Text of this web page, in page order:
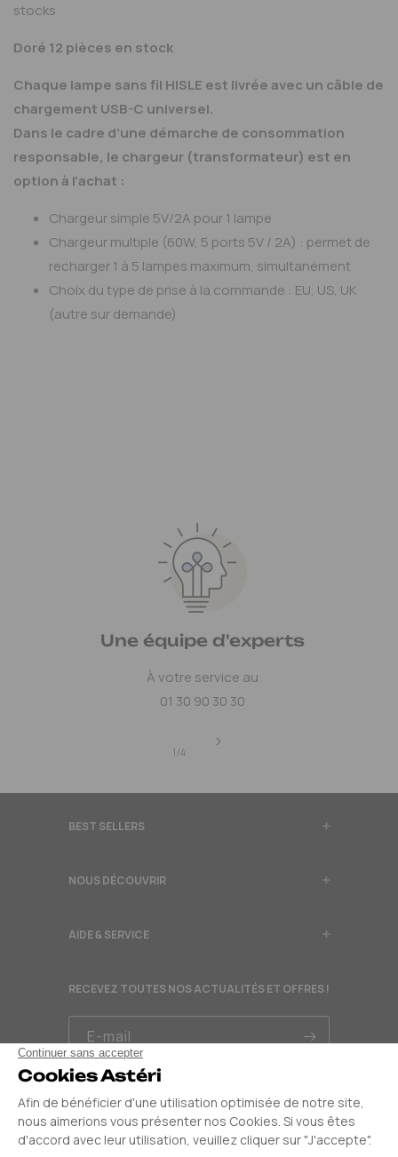
stocks
Doré 12 pièces en stock
Chaque lampe sans fil HISLE est livrée avec un câble de
chargement USB-C universel.
Dans le cadre d’une démarche de consommation
responsable, le chargeur (transformateur) est en
option à l’achat :
Chargeur simple 5V/2A pour 1 lampe
Chargeur multiple (60W, 5 ports 5V / 2A) : permet de
recharger 1 à 5 lampes maximum, simultanément
Choix du type de prise à la commande : EU, US, UK
(autre sur demande)
Une équipe d'experts
À votre service au
01 30 90 30 30
1 /de
4
BEST SELLERS
NOUS DÉCOUVRIR
AIDE & SERVICE
RECEVEZ TOUTES NOS ACTUALITÉS ET OFFRES !
E-mail
OCT 2024